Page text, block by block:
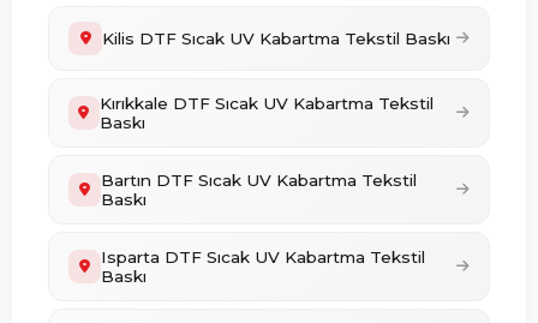
Kilis DTF Sıcak UV Kabartma Tekstil Baskı
Kırıkkale DTF Sıcak UV Kabartma Tekstil
Baskı
Bartın DTF Sıcak UV Kabartma Tekstil
Baskı
Isparta DTF Sıcak UV Kabartma Tekstil
Baskı